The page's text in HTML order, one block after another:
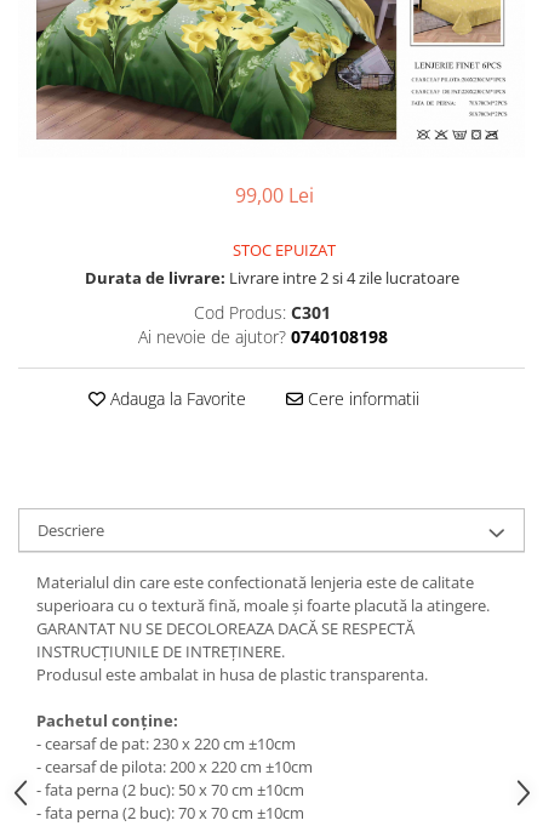
99,00 Lei
STOC EPUIZAT
Durata de livrare: Livrare intre 2 si 4 zile lucratoare
Cod Produs: C301
Ai nevoie de ajutor? 0740108198
Adauga la Favorite Cere informatii
Descriere
Materialul din care este confectionată lenjeria este de calitate
superioara cu o textură fină, moale și foarte placută la atingere.
GARANTAT NU SE DECOLOREAZA DACĂ SE RESPECTĂ
INSTRUCȚIUNILE DE INTREȚINERE.
Produsul este ambalat in husa de plastic transparenta.
Pachetul conține:
- cearsaf de pat: 230 x 220 cm ±10cm
- cearsaf de pilota: 200 x 220 cm ±10cm
- fata perna (2 buc): 50 x 70 cm ±10cm
- fata perna (2 buc): 70 x 70 cm ±10cm